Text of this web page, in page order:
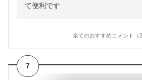
て便利です
全てのおすすめコメント（2
7